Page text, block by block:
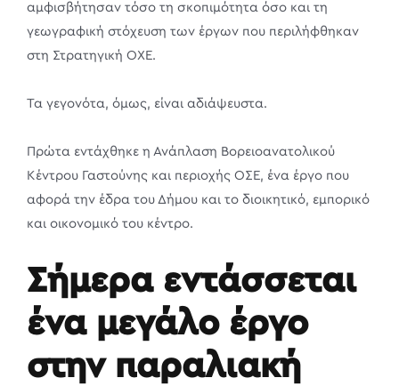
αμφισβήτησαν τόσο τη σκοπιμότητα όσο και τη
γεωγραφική στόχευση των έργων που περιλήφθηκαν
στη Στρατηγική ΟΧΕ.
Τα γεγονότα, όμως, είναι αδιάψευστα.
Πρώτα εντάχθηκε η Ανάπλαση Βορειοανατολικού
Κέντρου Γαστούνης και περιοχής ΟΣΕ, ένα έργο που
αφορά την έδρα του Δήμου και το διοικητικό, εμπορικό
και οικονομικό του κέντρο.
Σήμερα εντάσσεται
ένα μεγάλο έργο
στην παραλιακή